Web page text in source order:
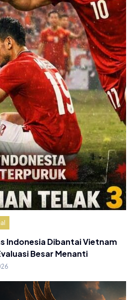
Indonesia Dibantai Vietnam
Besar Menanti